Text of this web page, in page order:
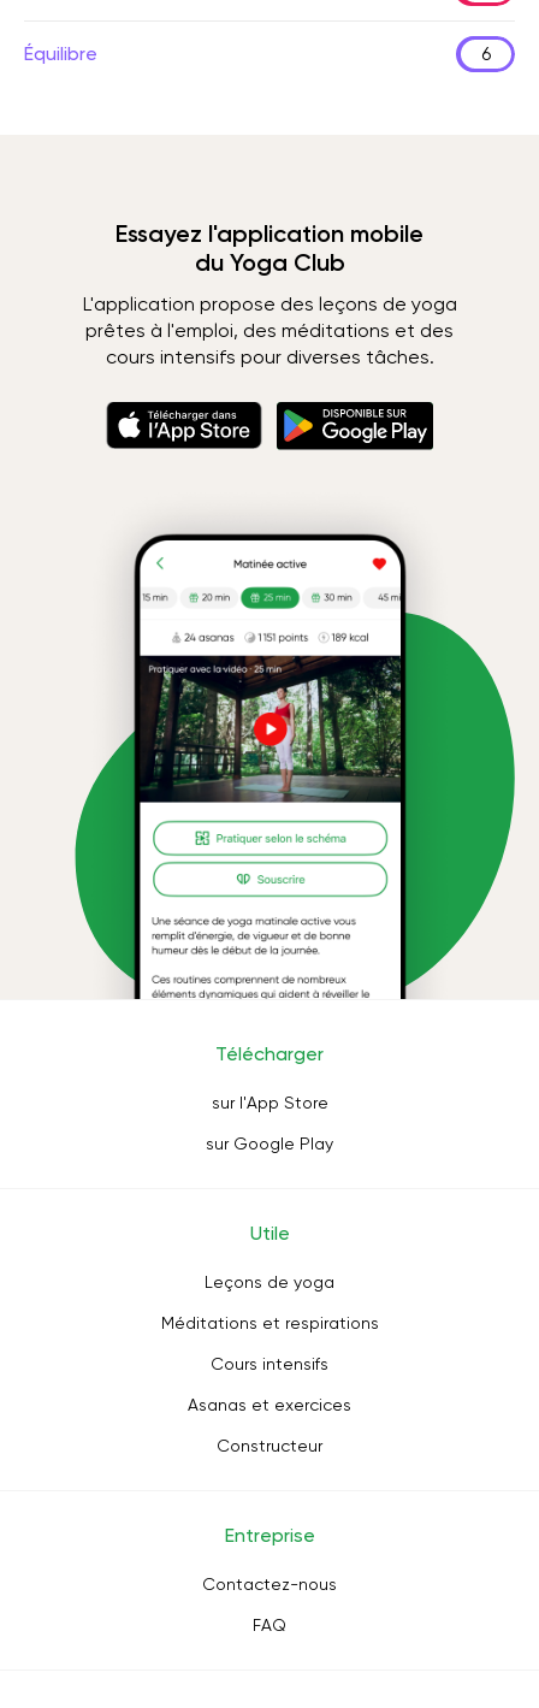
Équilibre 6
Essayez l'application mobile
du Yoga Club
L'application propose des leçons de yoga
prêtes à l'emploi, des méditations et des
cours intensifs pour diverses tâches.
Télécharger
sur l'App Store
sur Google Play
Utile
Leçons de yoga
Méditations et respirations
Cours intensifs
Asanas et exercices
Constructeur
Entreprise
Contactez-nous
FAQ